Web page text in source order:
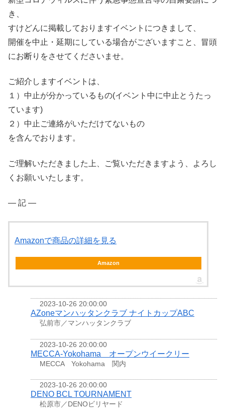
き、
すけどんに掲載しておりますイベントにつきまして、
開催を中止・延期にしている場合がございますこと、冒頭
にお断りをさせてくださいませ。
ご紹介しますイベントは、
１）中止が分かっているもの(イベント中に中止とうたっ
ています)
２）中止ご連絡がいただけてないもの
を含んでおります。
ご理解いただきました上、ご覧いただきますよう、よろし
くお願いいたします。
― 記 ―
Amazonで商品の詳細を見る
Amazon
2023-10-26 20:00:00
AZoneマンハッタンクラブ ナイトカップABC
弘前市／マンハッタンクラブ
2023-10-26 20:00:00
MECCA-Yokohama オープンウイークリー
MECCA Yokohama 関内
2023-10-26 20:00:00
DENO BCL TOURNAMENT
松原市／DENOビリヤード